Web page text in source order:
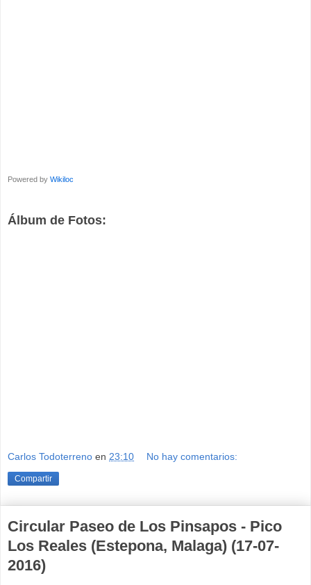
Powered by Wikiloc
Álbum de Fotos:
Carlos Todoterreno en 23:10 No hay comentarios:
Compartir
Circular Paseo de Los Pinsapos - Pico
Los Reales (Estepona, Malaga) (17-07-
2016)